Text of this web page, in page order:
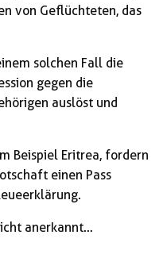
von Geflüchteten, das
solchen Fall die
gegen die
auslöst und
Beispiel Eritrea, fordern
einen Pass
anerkannt…